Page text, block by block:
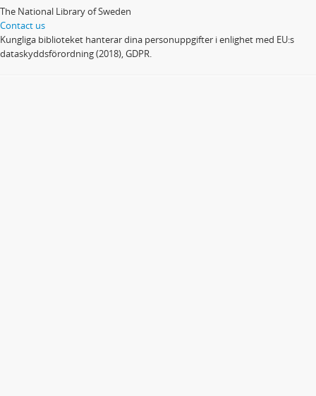
The National Library of Sweden
Contact us
Kungliga biblioteket hanterar dina personuppgifter i enlighet med EU:s
dataskyddsförordning (2018), GDPR.